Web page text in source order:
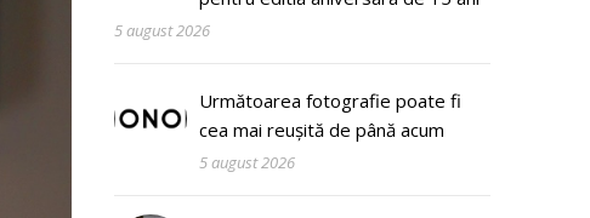
5 august 2026
Următoarea fotografie poate fi
cea mai reușită de până acum
5 august 2026